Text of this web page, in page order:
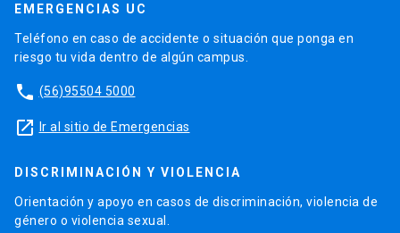
EMERGENCIAS UC
Teléfono en caso de accidente o situación que ponga en
riesgo tu vida dentro de algún campus.
phone (56)95504 5000
launch Ir al sitio de Emergencias
DISCRIMINACIÓN Y VIOLENCIA
Orientación y apoyo en casos de discriminación, violencia de
género o violencia sexual.